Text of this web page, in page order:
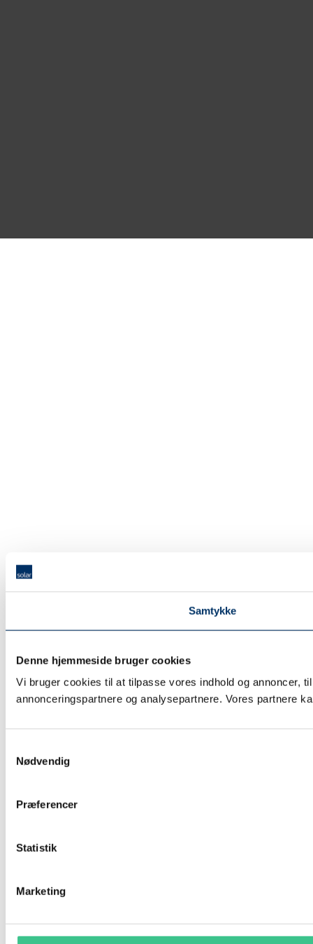
Samtykke
Denne hjemmeside bruger cookies
Vi bruger cookies til at tilpasse vores indhold og annoncer,
annonceringspartnere og analysepartnere. Vores partnere
Nødvendig
Præferencer
Statistik
Marketing